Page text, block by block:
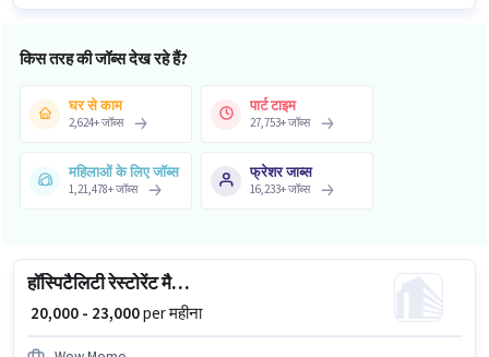
किस तरह की जॉब्स देख रहे हैं?
घर से काम
2,624+जॉब्स
पार्ट टाइम
27,753+जॉब्स
महिलाओं के लिए जॉब्स
1,21,478+जॉब्स
फ्रेशर जाब्स
16,233+जॉब्स
हॉस्पिटैलिटी रेस्टोरेंट मैनेजर
₹ 20,000 - 23,000per महीना